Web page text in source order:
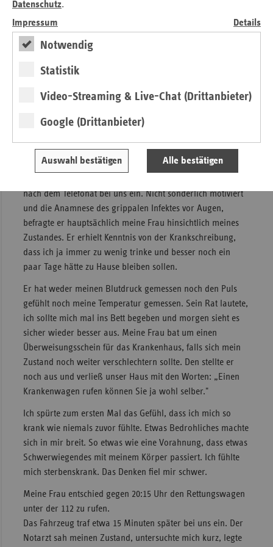
Datenschutz.
Impressum
Details
Notwendig
Statistik
Video-Streaming & Live-Chat (Drittanbieter)
Google (Drittanbieter)
Auswahl bestätigen Alle bestätigen
Die diensthabende Praxis war eine Hausarztpraxis in einem
15 km entfernten Ort.
Den Vorschlag, mich in die Praxis zu bringen, verneinte
meine Frau mit dem Hinweis auf meinen kritischen
klaren Gedanken fassen konnte. Automatische Bewegungen
werden, um sie auszuführen.
So krank wie niemals zuvor
nach dem Telefonat bei uns ein. Nicht sonderlich motiviert
und die Anamnese des grippalen Infektes vor Augen,
befragte er hauptsächlich meine Frau hinsichtlich meines
Zustandes. Er erhielt Kenntnis von der Krankschreibung,
dass ich ja immer zu wenig trinke und besser noch ein
paar Tage hätte zu Hause bleiben sollen.
Er hat weder meinen Blutdruck gemessen noch den Puls
gefühlt noch meine Temperatur gemessen. Sein Rat lautete,
ich sollte mich mal ins Bett begeben und morgen sieht es
sicher wieder besser aus. Meine Frau bat um einen
Überweisungsschein für das Krankenhaus, falls sich mein
Zustand noch weiter verschlechtern sollte. Den stellte er
noch aus und verließ unser Haus mit den Worten: „Einen
Krankenwagen rufen können Sie ja wohl selber."
Ich spürte zum ersten Mal das Gefühl, dass ich mich so
krank wie niemals zuvor fühlte. Etwas Bedrohliches machte
sich in mir breit. So etwas wie eine Vorahnung, dass etwas
Schwerwiegendes mit meinem Körper passiert. Ich fühlte
mich sterbenskrank. Das Denken fiel mir schwer.
Meine Frau entschied gegen 20:15 Uhr den Rettungswagen
unter der 112 zu rufen.
Das Fahrzeug traf etwa 15 Minuten später bei uns ein. Der
Notarzt sah meinen Zustand, untersuchte mich kurz, legte